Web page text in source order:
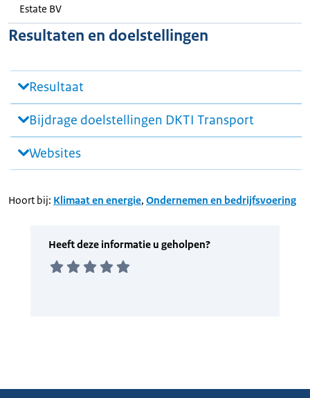
Estate BV
Resultaten en doelstellingen
Resultaat
Bijdrage doelstellingen DKTI Transport
Websites
Hoort bij: Klimaat en energie, Ondernemen en bedrijfsvoering